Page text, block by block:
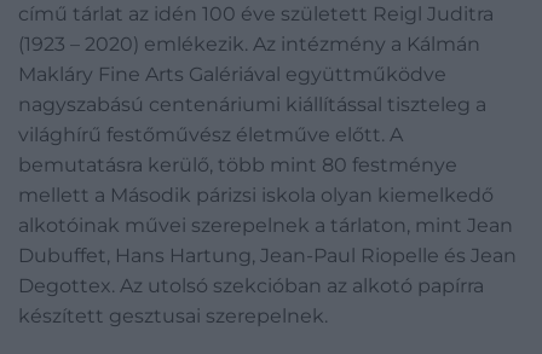
című tárlat az idén 100 éve született Reigl Juditra
(1923 – 2020) emlékezik. Az intézmény a Kálmán
Makláry Fine Arts Galériával együttműködve
nagyszabású centenáriumi kiállítással tiszteleg a
világhírű festőművész életműve előtt. A
bemutatásra kerülő, több mint 80 festménye
mellett a Második párizsi iskola olyan kiemelkedő
alkotóinak művei szerepelnek a tárlaton, mint Jean
Dubuffet, Hans Hartung, Jean-Paul Riopelle és Jean
Degottex. Az utolsó szekcióban az alkotó papírra
készített gesztusai szerepelnek.